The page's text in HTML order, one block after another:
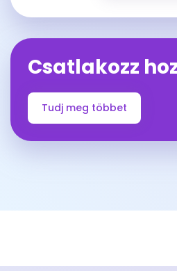
Csatlakozz
Tudj meg többet